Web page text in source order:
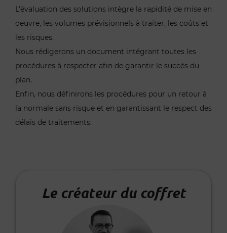
L’évaluation des solutions intègre la rapidité de mise en
oeuvre, les volumes prévisionnels à traiter, les coûts et
les risques.
Nous rédigerons un document intégrant toutes les
procédures à respecter afin de garantir le succès du
plan.
Enfin, nous définirons les procédures pour un retour à
la normale sans risque et en garantissant le respect des
délais de traitements.
Le créateur du coffret